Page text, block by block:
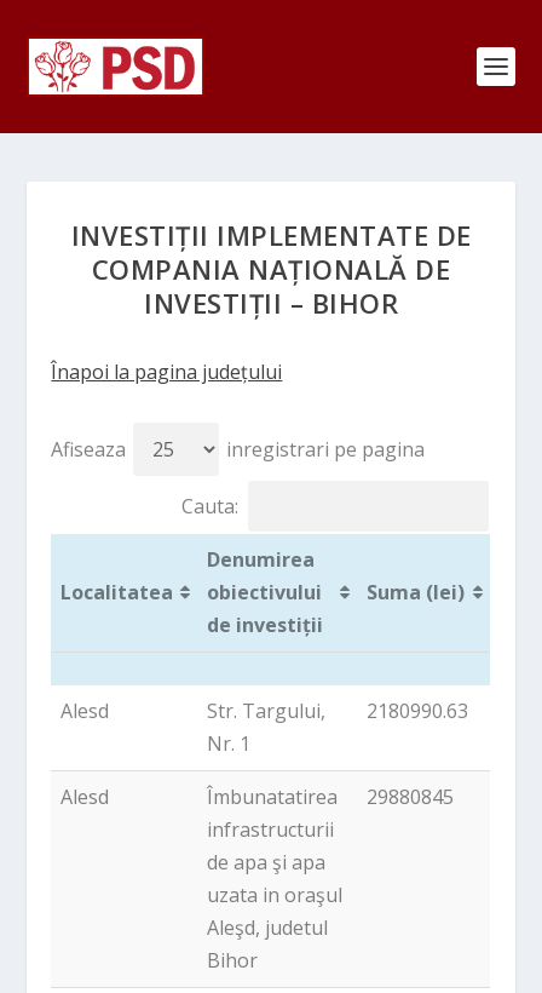
INVESTIȚII IMPLEMENTATE DE
COMPANIA NAȚIONALĂ DE
INVESTIȚII – BIHOR
Înapoi la pagina județului
Afiseaza inregistrari pe pagina
Cauta:
Localitatea
Denumirea
obiectivului
de investiții
Suma (lei)
Localitatea
Denumirea
obiectivului
de investiții
Suma (lei)
Alesd
Str. Targului,
Nr. 1
2180990.63
Alesd
Îmbunatatirea
infrastructurii
de apa şi apa
uzata in oraşul
Aleşd, judetul
Bihor
29880845